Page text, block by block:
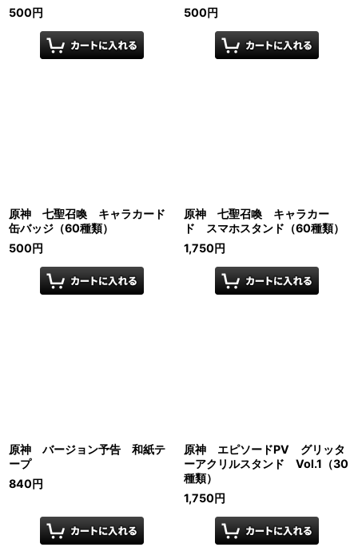
500円
500円
原神 七聖召喚 キャラカード
缶バッジ（60種類）
500円
原神 七聖召喚 キャラカー
ド スマホスタンド（60種類）
1,750円
原神 バージョン予告 和紙テ
ープ
840円
原神 エピソードPV グリッタ
ーアクリルスタンド Vol.1（30
種類）
1,750円